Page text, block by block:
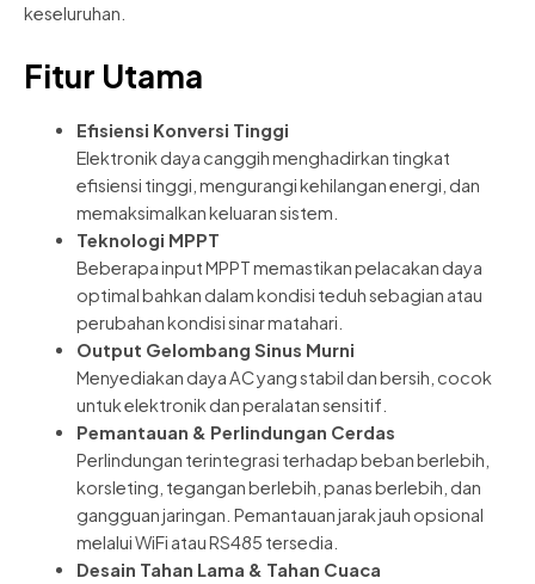
keseluruhan.
Fitur Utama
Efisiensi Konversi Tinggi
Elektronik daya canggih menghadirkan tingkat
efisiensi tinggi, mengurangi kehilangan energi, dan
memaksimalkan keluaran sistem.
Teknologi MPPT
Beberapa input MPPT memastikan pelacakan daya
optimal bahkan dalam kondisi teduh sebagian atau
perubahan kondisi sinar matahari.
Output Gelombang Sinus Murni
Menyediakan daya AC yang stabil dan bersih, cocok
untuk elektronik dan peralatan sensitif.
Pemantauan & Perlindungan Cerdas
Perlindungan terintegrasi terhadap beban berlebih,
korsleting, tegangan berlebih, panas berlebih, dan
gangguan jaringan. Pemantauan jarak jauh opsional
melalui WiFi atau RS485 tersedia.
Desain Tahan Lama & Tahan Cuaca